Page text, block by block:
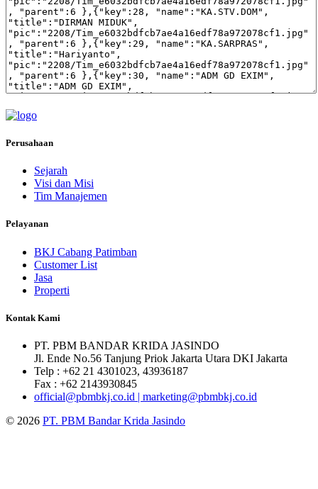
Perusahaan
Sejarah
Visi dan Misi
Tim Manajemen
Pelayanan
BKJ Cabang Patimban
Customer List
Jasa
Properti
Kontak Kami
PT. PBM BANDAR KRIDA JASINDO
Jl. Ende No.56 Tanjung Priok Jakarta Utara DKI Jakarta
Telp : +62 21 4301023, 43936187
Fax : +62 2143930845
official@pbmbkj.co.id | marketing@pbmbkj.co.id
© 2026 PT. PBM Bandar Krida Jasindo